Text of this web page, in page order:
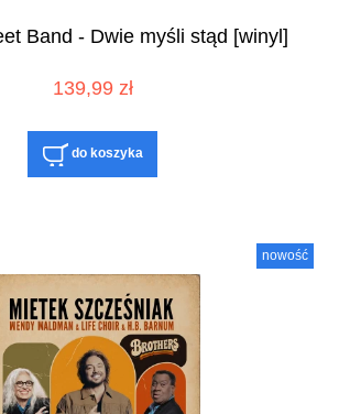
Band - Dwie myśli stąd [winyl]
139,99 zł
do koszyka
nowość